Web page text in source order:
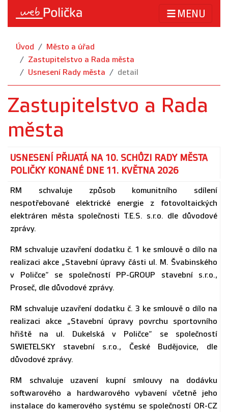
MENU
Úvod
Město a úřad
Zastupitelstvo a Rada města
Usnesení Rady města
detail
Zastupitelstvo a Rada
města
USNESENÍ PŘIJATÁ NA 10. SCHŮZI RADY MĚSTA
POLIČKY KONANÉ DNE 11. KVĚTNA 2026
RM schvaluje způsob komunitního sdílení
nespotřebované elektrické energie z fotovoltaických
elektráren města společnosti T.E.S. s.r.o. dle důvodové
zprávy.
RM schvaluje uzavření dodatku č. 1 ke smlouvě o dílo na
realizaci akce „Stavební úpravy části ul. M. Švabinského
v Poličce“ se společností PP-GROUP stavební s.r.o.,
Proseč, dle důvodové zprávy.
RM schvaluje uzavření dodatku č. 3 ke smlouvě o dílo na
realizaci akce „Stavební úpravy povrchu sportovního
hřiště na ul. Dukelská v Poličce“ se společností
SWIETELSKY stavební s.r.o., České Budějovice, dle
důvodové zprávy.
RM schvaluje uzavení kupní smlouvy na dodávku
softwarového a hardwarového vybavení včetně jeho
instalace do kamerového systému se společností OR-CZ